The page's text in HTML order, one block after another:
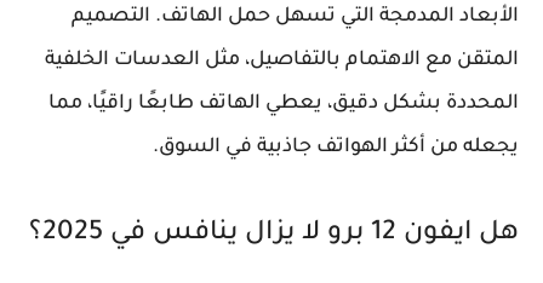
الأبعاد المدمجة التي تسهل حمل الهاتف. التصميم
المتقن مع الاهتمام بالتفاصيل، مثل العدسات الخلفية
المحددة بشكل دقيق، يعطي الهاتف طابعًا راقيًا، مما
يجعله من أكثر الهواتف جاذبية في السوق.
هل ايفون 12 برو لا يزال ينافس في 2025؟